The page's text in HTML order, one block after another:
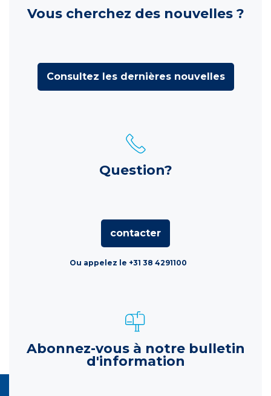
Vous cherchez des nouvelles ?
Consultez les dernières nouvelles
Question?
contacter
Ou appelez le +31 38 4291100
Abonnez-vous à notre bulletin
d'information